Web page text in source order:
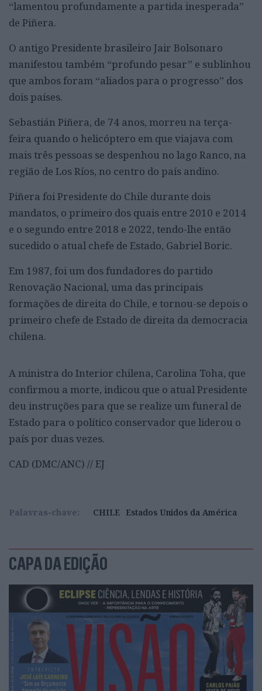
“lamentou profundamente a partida inesperada”
de Piñera.
O antigo Presidente brasileiro Jair Bolsonaro
manifestou também “profundo pesar” e sublinhou
que ambos foram “aliados para o progresso” dos
dois países.
Sebastián Piñera, de 74 anos, morreu na terça-
feira quando o helicóptero em que viajava com
mais três pessoas se despenhou no lago Ranco, na
região de Los Ríos, no centro do país andino.
Piñera foi Presidente do Chile durante dois
mandatos, o primeiro dos quais entre 2010 e 2014
e o segundo entre 2018 e 2022, tendo-lhe então
sucedido o atual chefe de Estado, Gabriel Boric.
Em 1987, foi um dos fundadores do partido
Renovação Nacional, uma das principais
formações de direita do Chile, e tornou-se depois o
primeiro chefe de Estado de direita da democracia
chilena.
A ministra do Interior chilena, Carolina Toha, que
confirmou a morte, indicou que o atual Presidente
deu instruções para que se realize um funeral de
Estado para o político conservador que liderou o
país por duas vezes.
CAD (DMC/ANC) // EJ
Palavras-chave: CHILE Estados Unidos da América
CAPA DA EDIÇÃO